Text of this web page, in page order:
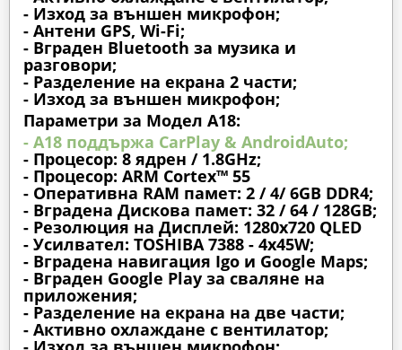
- Изход за външен микрофон;
- Антени GPS, Wi-Fi;
- Вграден Bluetooth за музика и
разговори;
- Разделение на екрана 2 части;
- Изход за външен микрофон;
Параметри за Модел A18:
- A18 поддържа CarPlay & AndroidAuto;
- Процесор: 8 ядрен / 1.8GHz;
- Процесор: ARM Cortex™ 55
- Оперативна RAM памет: 2 / 4/ 6GB DDR4;
- Вградена Дискова памет: 32 / 64 / 128GB;
- Резолюция на Дисплей: 1280х720 QLED
- Усилвател: TOSHIBA 7388 - 4x45W;
- Вградена навигация Igo и Google Maps;
- Вграден Google Play за сваляне на
приложения;
- Разделение на екрана на две части;
- Активно охлаждане с вентилатор;